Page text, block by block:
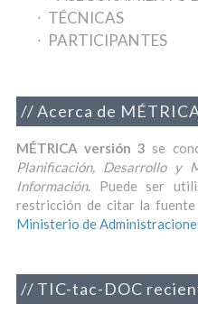
TÉCNICAS
PARTICIPANTES
Acerca de
MÉTRICA versión 3 se
Planificación, Desarrollo y
Información. Puede ser
restricción de citar la
Ministerio de
TIC-tac-DOC